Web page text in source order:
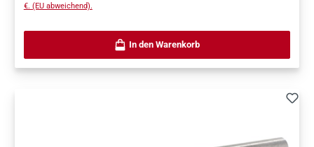
€. (EU abweichend).
In den Warenkorb